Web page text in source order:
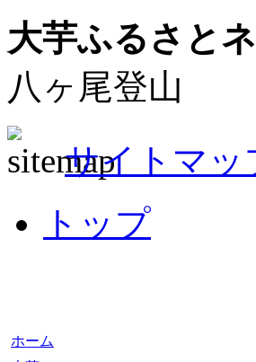
大芋ふるさと
八ヶ尾登山
サイトマッ
トップ
ホーム